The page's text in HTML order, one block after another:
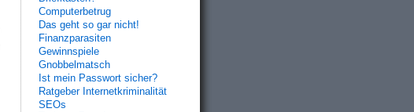
Computerbetrug
Das geht so gar nicht!
Finanzparasiten
Gewinnspiele
Gnobbelmatsch
Ist mein Passwort sicher?
Ratgeber Internetkriminalität
SEOs